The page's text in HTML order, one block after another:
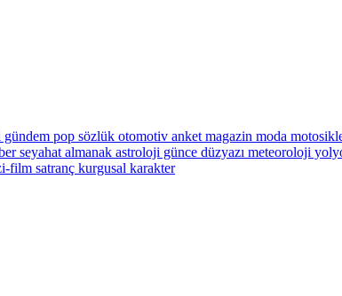
gündem pop sözlük otomotiv anket magazin moda
seyahat almanak astroloji günce düzyazı meteoroloji
film satranç kurgusal karakter